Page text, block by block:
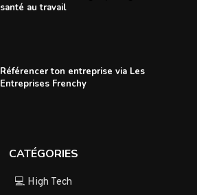
santé au travail
Référencer ton entreprise via Les
Entreprises Frenchy
CATÉGORIES
💻 High Tech